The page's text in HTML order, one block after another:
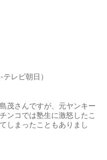
レビ朝日）
茂さんですが、元ヤンキー
ンコでは塾生に激怒したこ
しまったこともありまし